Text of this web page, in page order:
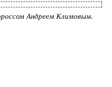
Андреем Климовым.